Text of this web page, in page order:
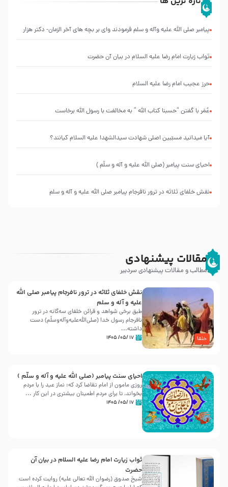
پیامبر صلی الله علیه وآله و سلم فرمودند وای بر بچه های آخر الزمان- دکتر هزار
ثواب زیارت امام رضا علیه السلام در بیان آن حضرت
حرز عجیب امام رضا علیه السلام
عُمَر با گفتن “حسبنا كتاب اللّه ” به مخالفت با رسول اللّه برخاست
آیا میدانید مسبّبین اصلی شهادت سیدالشهدا علیه ‌السلام کیانند؟
احیای سنت پیامبر (صلی الله علیه و آله و سلّم )
نقش خلفای ثلاثه در ترور نافرجام پیامبر صلی الله علیه و آله و سلم
مقالات پیشنهادی
مطالب و مقالات پیشنهادی سردبیر
خلفا
نقش خلفای ثلاثه در ترور نافرجام پیامبر صلی الله
علیه و آله و سلم
طبق برخی شواهد و قرائن خلفای سه‌گانه در ترور
نافرجام رسول خدا (صلی‌الله‌علیه‌و‌آله‌وسلّم) دست
داشته‌...
۱۷ /۰۵/ ۱۴۰۵
احیای سنت پیامبر (صلی الله علیه و آله و سلّم )
روزی مامون از امام تقاضا کرد که: نماز عید را با مردم
بخواند، تا برای مردم اطمینان بیشتری در این کار ...
۱۷ /۰۵/ ۱۴۰۵
ثواب زیارت امام رضا علیه السلام در بیان آن
حضرت
شیخ صدوق (رضوان الله تعالی علیه) روایت کرده است